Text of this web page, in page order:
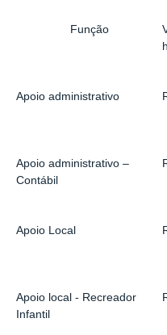
Função
Apoio administrativo
Apoio administrativo –
Contábil
Apoio Local
Apoio local - Recreador
Infantil